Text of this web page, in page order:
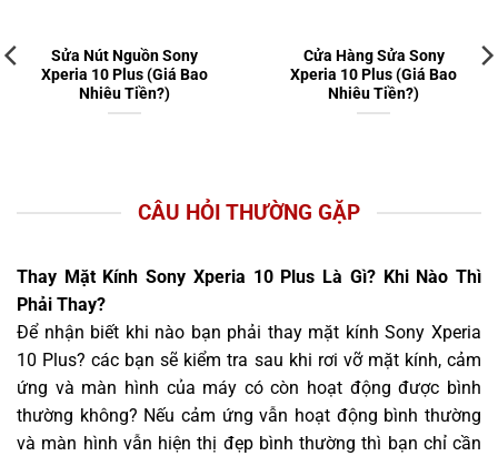
Sửa Nút Nguồn Sony
Xperia 10 Plus (Giá Bao
Nhiêu Tiền?)
Cửa Hàng Sửa Sony
Xperia 10 Plus (Giá Bao
Nhiêu Tiền?)
CÂU HỎI THƯỜNG GẶP
Thay Mặt Kính Sony Xperia 10 Plus Là Gì? Khi Nào Thì
Phải Thay?
Để nhận biết khi nào bạn phải thay mặt kính Sony Xperia
10 Plus? các bạn sẽ kiểm tra sau khi rơi vỡ mặt kính, cảm
ứng và màn hình của máy có còn hoạt động được bình
thường không? Nếu cảm ứng vẫn hoạt động bình thường
và màn hình vẫn hiện thị đẹp bình thường thì bạn chỉ cần